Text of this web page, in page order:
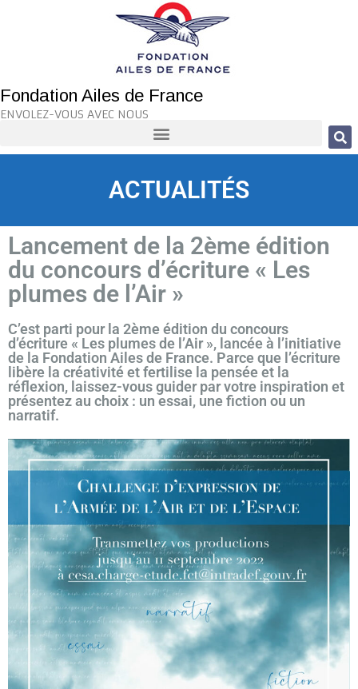
Fondation Ailes de France
ENVOLEZ-VOUS AVEC NOUS
ACTUALITÉS
Lancement de la 2ème édition
du concours d’écriture « Les
plumes de l’Air »
C’est parti pour la 2ème édition du concours
d’écriture « Les plumes de l’Air », lancée à l’initiative
de la Fondation Ailes de France. Parce que l’écriture
libère la créativité et fertilise la pensée et la
réflexion, laissez-vous guider par votre inspiration et
présentez au choix : un essai, une fiction ou un
narratif.